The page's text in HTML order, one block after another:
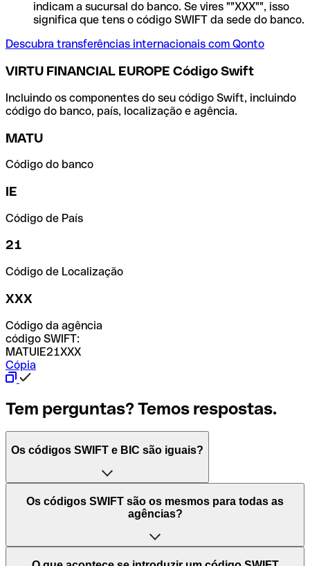
indicam a sucursal do banco. Se vires ""XXX"", isso
significa que tens o código SWIFT da sede do banco.
Descubra transferências internacionais com Qonto
VIRTU FINANCIAL EUROPE Código Swift
Incluindo os componentes do seu código Swift, incluindo
código do banco, país, localização e agência.
MATU
Código do banco
IE
Código de País
21
Código de Localização
XXX
Código da agência
código SWIFT:
MATUIE21XXX
Cópia
Tem perguntas? Temos respostas.
Os códigos SWIFT e BIC são iguais?
O acrónimo SWIFT significa "Society for Worldwide
Interbank Financial Telecommunication (Sociedade para
Mundiais)". Trata-se de uma rede mundial onde se
processam pagamentos entre países. Por outro lado, BIC
Os códigos SWIFT são os mesmos para todas as
agências?